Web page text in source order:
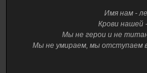
Имя нам -
Крови нашей
Мы не герои и не
Мы не умираем, мы отступаем в